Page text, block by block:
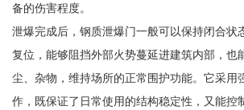
备的伤害程度。
泄爆完成后，钢质泄爆门一般可以保持闭合状
复位，能够阻挡外部火势蔓延进建筑内部，也
尘、杂物，维持场所的正常围护功能。它采用
作，既保证了日常使用的结构稳定性，又能控